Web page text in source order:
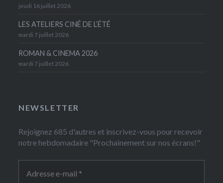
jeudi 16 juillet 2026
LES ATELIERS CINÉ DE L’ÉTÉ
mardi 7 juillet 2026
ROMAN & CINEMA 2026
mardi 7 juillet 2026
NEWSLETTER
Rejoignez 685 d'autres et inscrivez-vous pour recevoir
notre hebdomadaire "Prochainement sur nos écrans!"